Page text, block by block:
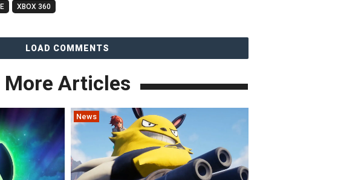
XBOX 360
LOAD COMMENTS
More Articles
News